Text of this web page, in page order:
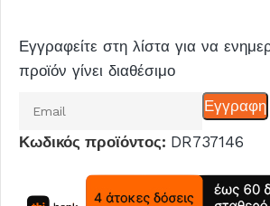
Εγγραφείτε στη λίστα για να
προϊόν γίνει διαθέσιμο
email
για
Εγγραφη
Κωδικός προϊόντος: DR737146